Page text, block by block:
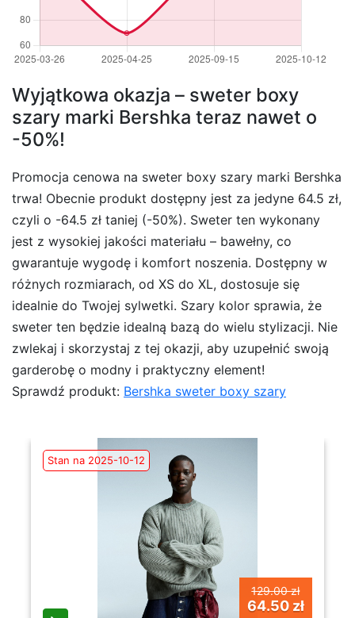
Wyjątkowa okazja – sweter boxy
szary marki Bershka teraz nawet o
-50%!
Promocja cenowa na sweter boxy szary marki Bershka
trwa! Obecnie produkt dostępny jest za jedyne 64.5 zł,
czyli o -64.5 zł taniej (-50%). Sweter ten wykonany
jest z wysokiej jakości materiału – bawełny, co
gwarantuje wygodę i komfort noszenia. Dostępny w
różnych rozmiarach, od XS do XL, dostosuje się
idealnie do Twojej sylwetki. Szary kolor sprawia, że
sweter ten będzie idealną bazą do wielu stylizacji. Nie
zwlekaj i skorzystaj z tej okazji, aby uzupełnić swoją
garderobę o modny i praktyczny element!
Sprawdź produkt: Bershka sweter boxy szary
Stan na 2025-10-12
129.00 zł
64.50 zł